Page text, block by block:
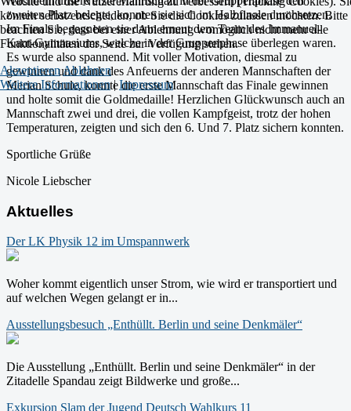
zweiten Platz belegte, konnten sie sich im Halbfinale durchsetzen.
Im Finale begegneten sie dann erneut dem Team des Immanuel-
Kant-Gymnasiums, welche in der Gruppenphase überlegen waren.
Es wurde also spannend. Mit voller Motivation, diesmal zu
gewinnen und dank des Anfeuerns der anderen Mannschaften der
Merian Schule, konnte die erste Mannschaft das Finale gewinnen
und holte somit die Goldmedaille! Herzlichen Glückwunsch auch an
Mannschaft zwei und drei, die vollen Kampfgeist, trotz der hohen
Temperaturen, zeigten und sich den 6. Und 7. Platz sichern konnten.
Sportliche Grüße
Nicole Liebscher
Aktuelles
Der LK Physik 12 im Umspannwerk
Woher kommt eigentlich unser Strom, wie wird er transportiert und
auf welchen Wegen gelangt er in...
Ausstellungsbesuch „Enthüllt. Berlin und seine Denkmäler“
Die Ausstellung „Enthüllt. Berlin und seine Denkmäler“ in der
Zitadelle Spandau zeigt Bildwerke und große...
Exkursion Slam der Jugend Deutsch Wahlkurs 11
können selbst entscheiden, ob Sie die Cookies zulassen möchten. Bitte
beachten Sie, dass bei einer Ablehnung womöglich nicht mehr alle
Funktionalitäten der Seite zur Verfügung stehen.
AkzeptierenAblehnen
Weitere Informationen|Impressum